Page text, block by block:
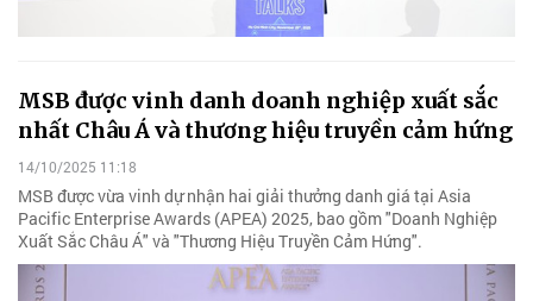
MSB được vinh danh doanh nghiệp xuất sắc
nhất Châu Á và thương hiệu truyền cảm hứng
14/10/2025 11:18
MSB được vừa vinh dự nhận hai giải thưởng danh giá tại Asia
Pacific Enterprise Awards (APEA) 2025, bao gồm "Doanh Nghiệp
Xuất Sắc Châu Á" và "Thương Hiệu Truyền Cảm Hứng".